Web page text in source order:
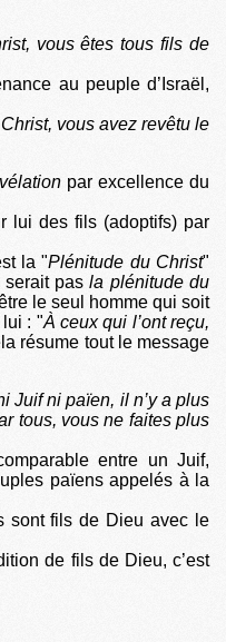
vous êtes tous fils de
au peuple d’Israël,
vous avez revêtu le
par excellence du
lui des fils (adoptifs) par
la "Plénitude du Christ"
serait pasla plénitude du
le seul homme qui soit
: "À ceux qui l’ont reçu,
résume tout le message
Juif ni païen, il n’y a plus
tous, vous ne faites plus
entre un Juif,
païens appelés à la
sont fils de Dieu avec le
de fils de Dieu, c’est